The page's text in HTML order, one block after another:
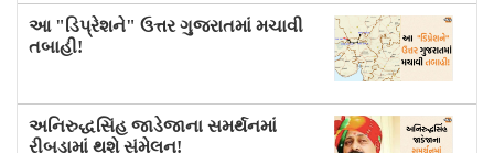
આ "ડિપ્રેશને" ઉત્તર ગુજરાતમાં મચાવી
તબાહી!
અનિરુદ્ધસિંહ જાડેજાના સમર્થનમાં
રીબડામાં થશે સંમેલન!